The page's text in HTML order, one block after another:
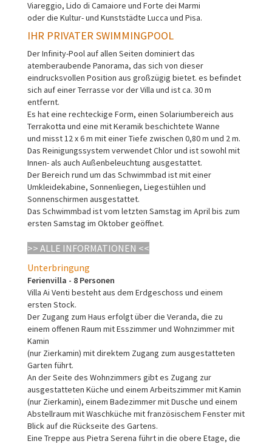
Viareggio, Lido di Camaiore und Forte dei Marmi
oder die Kultur- und Kunststädte Lucca und Pisa.
IHR PRIVATER SWIMMINGPOOL
Der Infinity-Pool auf allen Seiten dominiert das
atemberaubende Panorama, das sich von dieser
eindrucksvollen Position aus großzügig bietet. es befindet
sich auf einer Terrasse vor der Villa und ist ca. 30 m
entfernt.
Es hat eine rechteckige Form, einen Solariumbereich aus
Terrakotta und eine mit Keramik beschichtete Wanne
und misst 12 x 6 m mit einer Tiefe zwischen 0,80 m und 2 m.
Das Reinigungssystem verwendet Chlor und ist sowohl mit
Innen- als auch Außenbeleuchtung ausgestattet.
Der Bereich rund um das Schwimmbad ist mit einer
Umkleidekabine, Sonnenliegen, Liegestühlen und
Sonnenschirmen ausgestattet.
Das Schwimmbad ist vom letzten Samstag im April bis zum
ersten Samstag im Oktober geöffnet.
>> ALLE INFORMATIONEN <<
Unterbringung
Ferienvilla - 8 Personen
Villa Ai Venti besteht aus dem Erdgeschoss und einem
ersten Stock.
Der Zugang zum Haus erfolgt über die Veranda, die zu
einem offenen Raum mit Esszimmer und Wohnzimmer mit
Kamin
(nur Zierkamin) mit direktem Zugang zum ausgestatteten
Garten führt.
An der Seite des Wohnzimmers gibt es Zugang zur
ausgestatteten Küche und einem Arbeitszimmer mit Kamin
(nur Zierkamin), einem Badezimmer mit Dusche und einem
Abstellraum mit Waschküche mit französischem Fenster mit
Blick auf die Rückseite des Gartens.
Eine Treppe aus Pietra Serena führt in die obere Etage, die